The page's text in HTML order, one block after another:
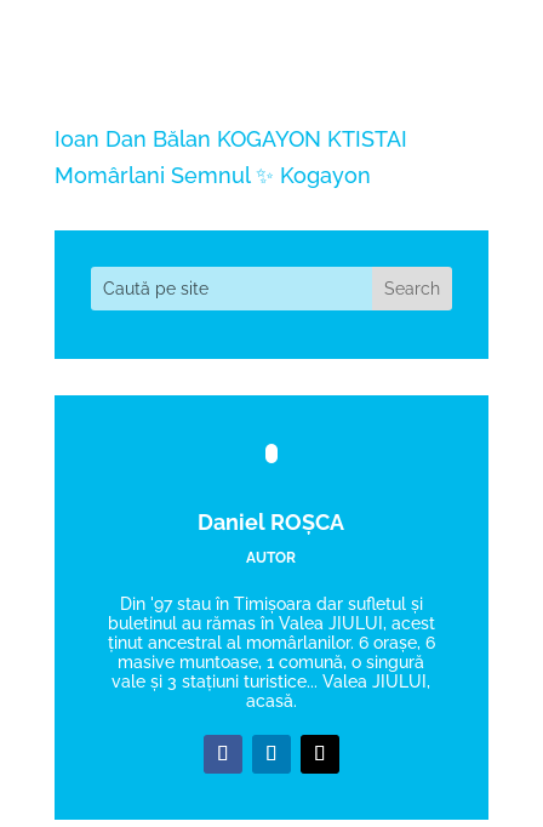
Ioan Dan Bălan KOGAYON KTISTAI
Momârlani Semnul ✨ Kogayon
Daniel ROȘCA
AUTOR
Din '97 stau în Timișoara dar sufletul și
buletinul au rămas în Valea JIULUI, acest
ținut ancestral al momârlanilor. 6 orașe, 6
masive muntoase, 1 comună, o singură
vale și 3 stațiuni turistice... Valea JIULUI,
acasă.